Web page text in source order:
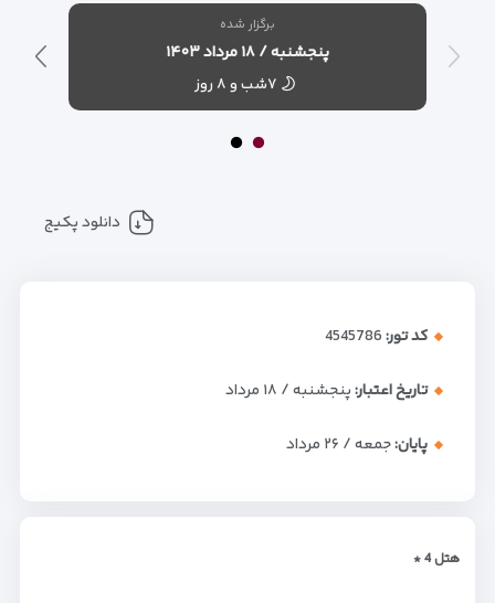
برگزار شده
پنجشنبه / ۱۸ مرداد ۱۴۰۳
۷شب و ۸ روز
دانلود پکیج
کد تور:4545786
تاریخ اعتبار:پنجشنبه / ۱۸ مرداد
پایان:جمعه / ۲۶ مرداد
هتل 4 *